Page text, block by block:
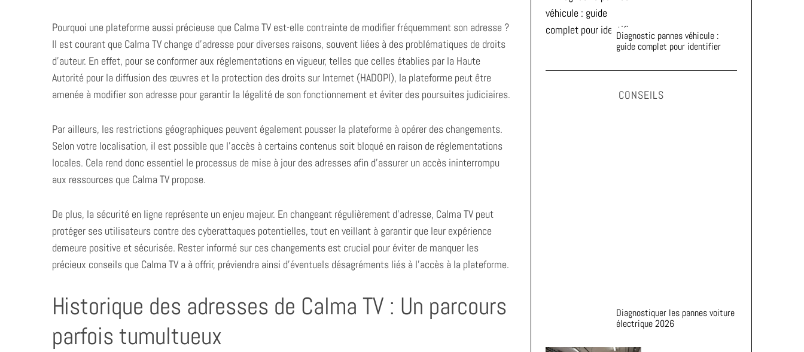
Pourquoi une plateforme aussi précieuse que Calma TV est-elle contrainte de modifier fréquemment son adresse ?
Il est courant que Calma TV change d’adresse pour diverses raisons, souvent liées à des problématiques de droits
d’auteur. En effet, pour se conformer aux réglementations en vigueur, telles que celles établies par la Haute
Autorité pour la diffusion des œuvres et la protection des droits sur Internet (HADOPI), la plateforme peut être
amenée à modifier son adresse pour garantir la légalité de son fonctionnement et éviter des poursuites judiciaires.
Par ailleurs, les restrictions géographiques peuvent également pousser la plateforme à opérer des changements.
Selon votre localisation, il est possible que l’accès à certains contenus soit bloqué en raison de réglementations
locales. Cela rend donc essentiel le processus de mise à jour des adresses afin d’assurer un accès ininterrompu
aux ressources que Calma TV propose.
De plus, la sécurité en ligne représente un enjeu majeur. En changeant régulièrement d’adresse, Calma TV peut
protéger ses utilisateurs contre des cyberattaques potentielles, tout en veillant à garantir que leur expérience
demeure positive et sécurisée. Rester informé sur ces changements est crucial pour éviter de manquer les
précieux conseils que Calma TV a à offrir, préviendra ainsi d’éventuels désagréments liés à l’accès à la plateforme.
Historique des adresses de Calma TV : Un parcours
parfois tumultueux
Diagnostic pannes véhicule :
guide complet pour identifier
CONSEILS
Diagnostiquer les pannes voiture
électrique 2026
h
r